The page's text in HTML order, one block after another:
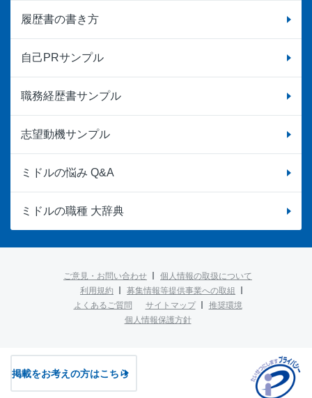
履歴書の書き方
自己PRサンプル
職務経歴書サンプル
志望動機サンプル
ミドルの悩み Q&A
ミドルの職種 大辞典
ご意見・お問い合わせ
個人情報の取扱について
利用規約
募集情報等提供事業への取組
よくあるご質問
サイトマップ
推奨環境
個人情報保護方針
掲載をお考えの方はこちら